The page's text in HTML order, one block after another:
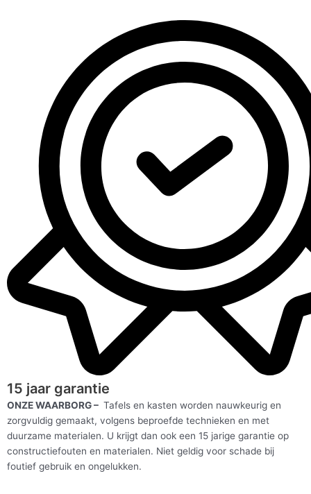
15 jaar garantie
ONZE WAARBORG – Tafels en kasten worden nauwkeurig en
zorgvuldig gemaakt, volgens beproefde technieken en met
duurzame materialen. U krijgt dan ook een 15 jarige garantie op
constructiefouten en materialen. Niet geldig voor schade bij
foutief gebruik en ongelukken.